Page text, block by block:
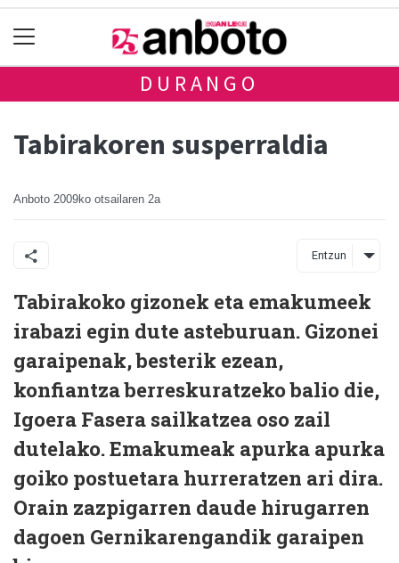
DURANGO
Tabirakoren susperraldia
Anboto 2009ko otsailaren 2a
Entzun
Tabirakoko gizonek eta emakumeek
irabazi egin dute asteburuan. Gizonei
garaipenak, besterik ezean,
konfiantza berreskuratzeko balio die,
Igoera Fasera sailkatzea oso zail
dutelako. Emakumeak apurka apurka
goiko postuetara hurreratzen ari dira.
Orain zazpigarren daude hirugarren
dagoen Gernikarengandik garaipen